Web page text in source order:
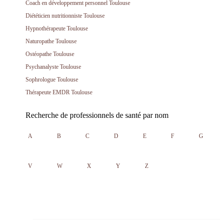
Coach en développement personnel Toulouse
Diététicien nutritionniste Toulouse
Hypnothérapeute Toulouse
Naturopathe Toulouse
Ostéopathe Toulouse
Psychanalyste Toulouse
Sophrologue Toulouse
Thérapeute EMDR Toulouse
Recherche de professionnels de santé par nom
A B C D E F G
V W X Y Z